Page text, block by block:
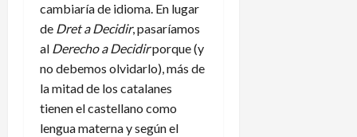
cambiaría de idioma. En lugar
de Dret a Decidir, pasaríamos
al Derecho a Decidirporque (y
no debemos olvidarlo), más de
la mitad de los catalanes
tienen el castellano como
lengua materna y según el